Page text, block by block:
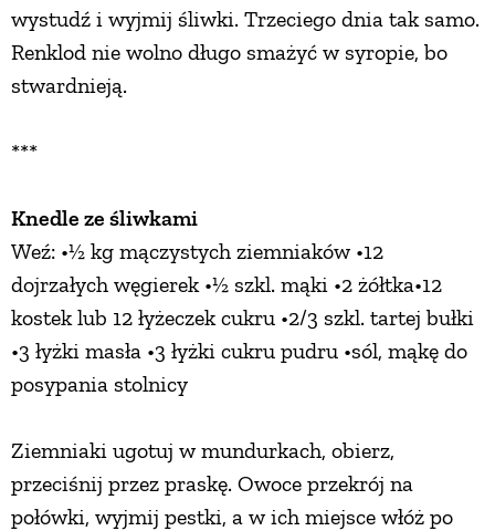
wystudź i wyjmij śliwki. Trzeciego dnia tak samo.
Renklod nie wolno długo smażyć w syropie, bo
stwardnieją.
***
Knedle ze śliwkami
Weź: •½ kg mączystych ziemniaków •12
dojrzałych węgierek •½ szkl. mąki •2 żółtka•12
kostek lub 12 łyżeczek cukru •2/3 szkl. tartej bułki
•3 łyżki masła •3 łyżki cukru pudru •sól, mąkę do
posypania stolnicy
Ziemniaki ugotuj w mundurkach, obierz,
przeciśnij przez praskę. Owoce przekrój na
połówki, wyjmij pestki, a w ich miejsce włóż po